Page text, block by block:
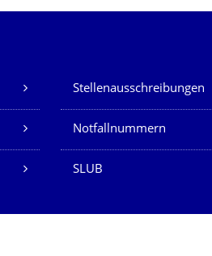
Stellenausschreibungen
Notfallnummern
SLUB